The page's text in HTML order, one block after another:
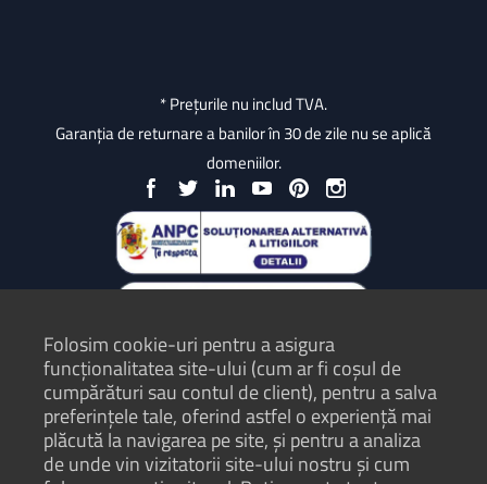
* Prețurile nu includ TVA.
Garanția de returnare a banilor în 30 de zile nu se aplică
domeniilor.
Protecția Consumatorilor - ANPC
Folosim cookie-uri pentru a asigura
funcționalitatea site-ului (cum ar fi coșul de
cumpărături sau contul de client), pentru a salva
preferințele tale, oferind astfel o experiență mai
plăcută la navigarea pe site, și pentru a analiza
de unde vin vizitatorii site-ului nostru și cum